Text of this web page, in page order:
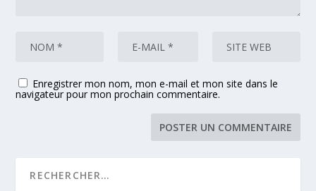
Enregistrer mon nom, mon e-mail et mon site dans le
navigateur pour mon prochain commentaire.